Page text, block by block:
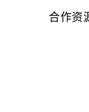
合作资